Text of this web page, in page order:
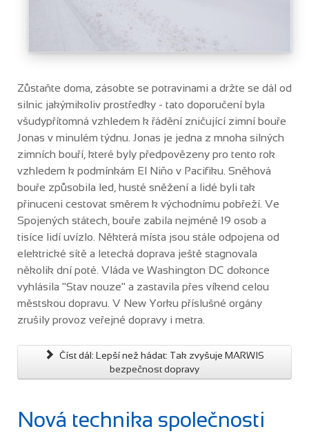
Zůstaňte doma, zásobte se potravinami a držte se dál od
silnic jakýmikoliv prostředky - tato doporučení byla
všudypřítomná vzhledem k řádění zničující zimní bouře
Jonas v minulém týdnu. Jonas je jedna z mnoha silných
zimních bouří, které byly předpovězeny pro tento rok
vzhledem k podmínkám El Niño v Pacifiku. Sněhová
bouře způsobila led, husté sněžení a lidé byli tak
přinuceni cestovat směrem k východnímu pobřeží. Ve
Spojených státech, bouře zabila nejméně 19 osob a
tisíce lidí uvízlo. Některá místa jsou stále odpojena od
elektrické sítě a letecká doprava ještě stagnovala
několik dní poté. Vláda ve Washington DC dokonce
vyhlásila "Stav nouze" a zastavila přes víkend celou
městskou dopravu. V New Yorku příslušné orgány
zrušily provoz veřejné dopravy i metra.
Číst dál: Lepší než hádat: Tak zvyšuje MARWIS
bezpečnost dopravy
Nová technika společnosti